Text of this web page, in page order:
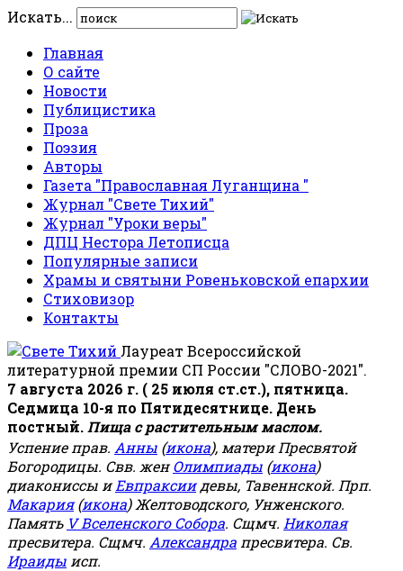
Искать...
Главная
О сайте
Новости
Публицистика
Проза
Поэзия
Авторы
Газета "Православная Луганщина "
Журнал "Свете Тихий"
Журнал "Уроки веры"
ДПЦ Нестора Летописца
Популярные записи
Храмы и святыни Ровеньковской епархии
Стиховизор
Контакты
Лауреат Всероссийской
литературной премии СП России "СЛОВО-2021".
7 августа 2026 г. ( 25 июля ст.ст.), пятница.
Седмица 10-я по Пятидесятнице. День
постный. Пища с растительным маслом.
Успение прав. Анны (икона), матери Пресвятой
Богородицы. Свв. женОлимпиады (икона)
диакониссы иЕвпраксиидевы, Тавеннской. Прп.
Макария(икона) Желтоводского, Унженского.
Память V Вселенского Собора. Сщмч. Николая
пресвитера. Сщмч. Александра пресвитера. Св.
Ираиды исп.